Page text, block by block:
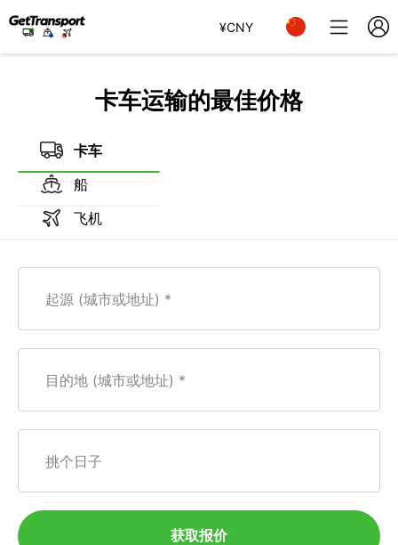
¥CNY
卡车运输的最佳价格
卡车
船
飞机
起源 (城市或地址)
目的地 (城市或地址)
挑个日子
获取报价